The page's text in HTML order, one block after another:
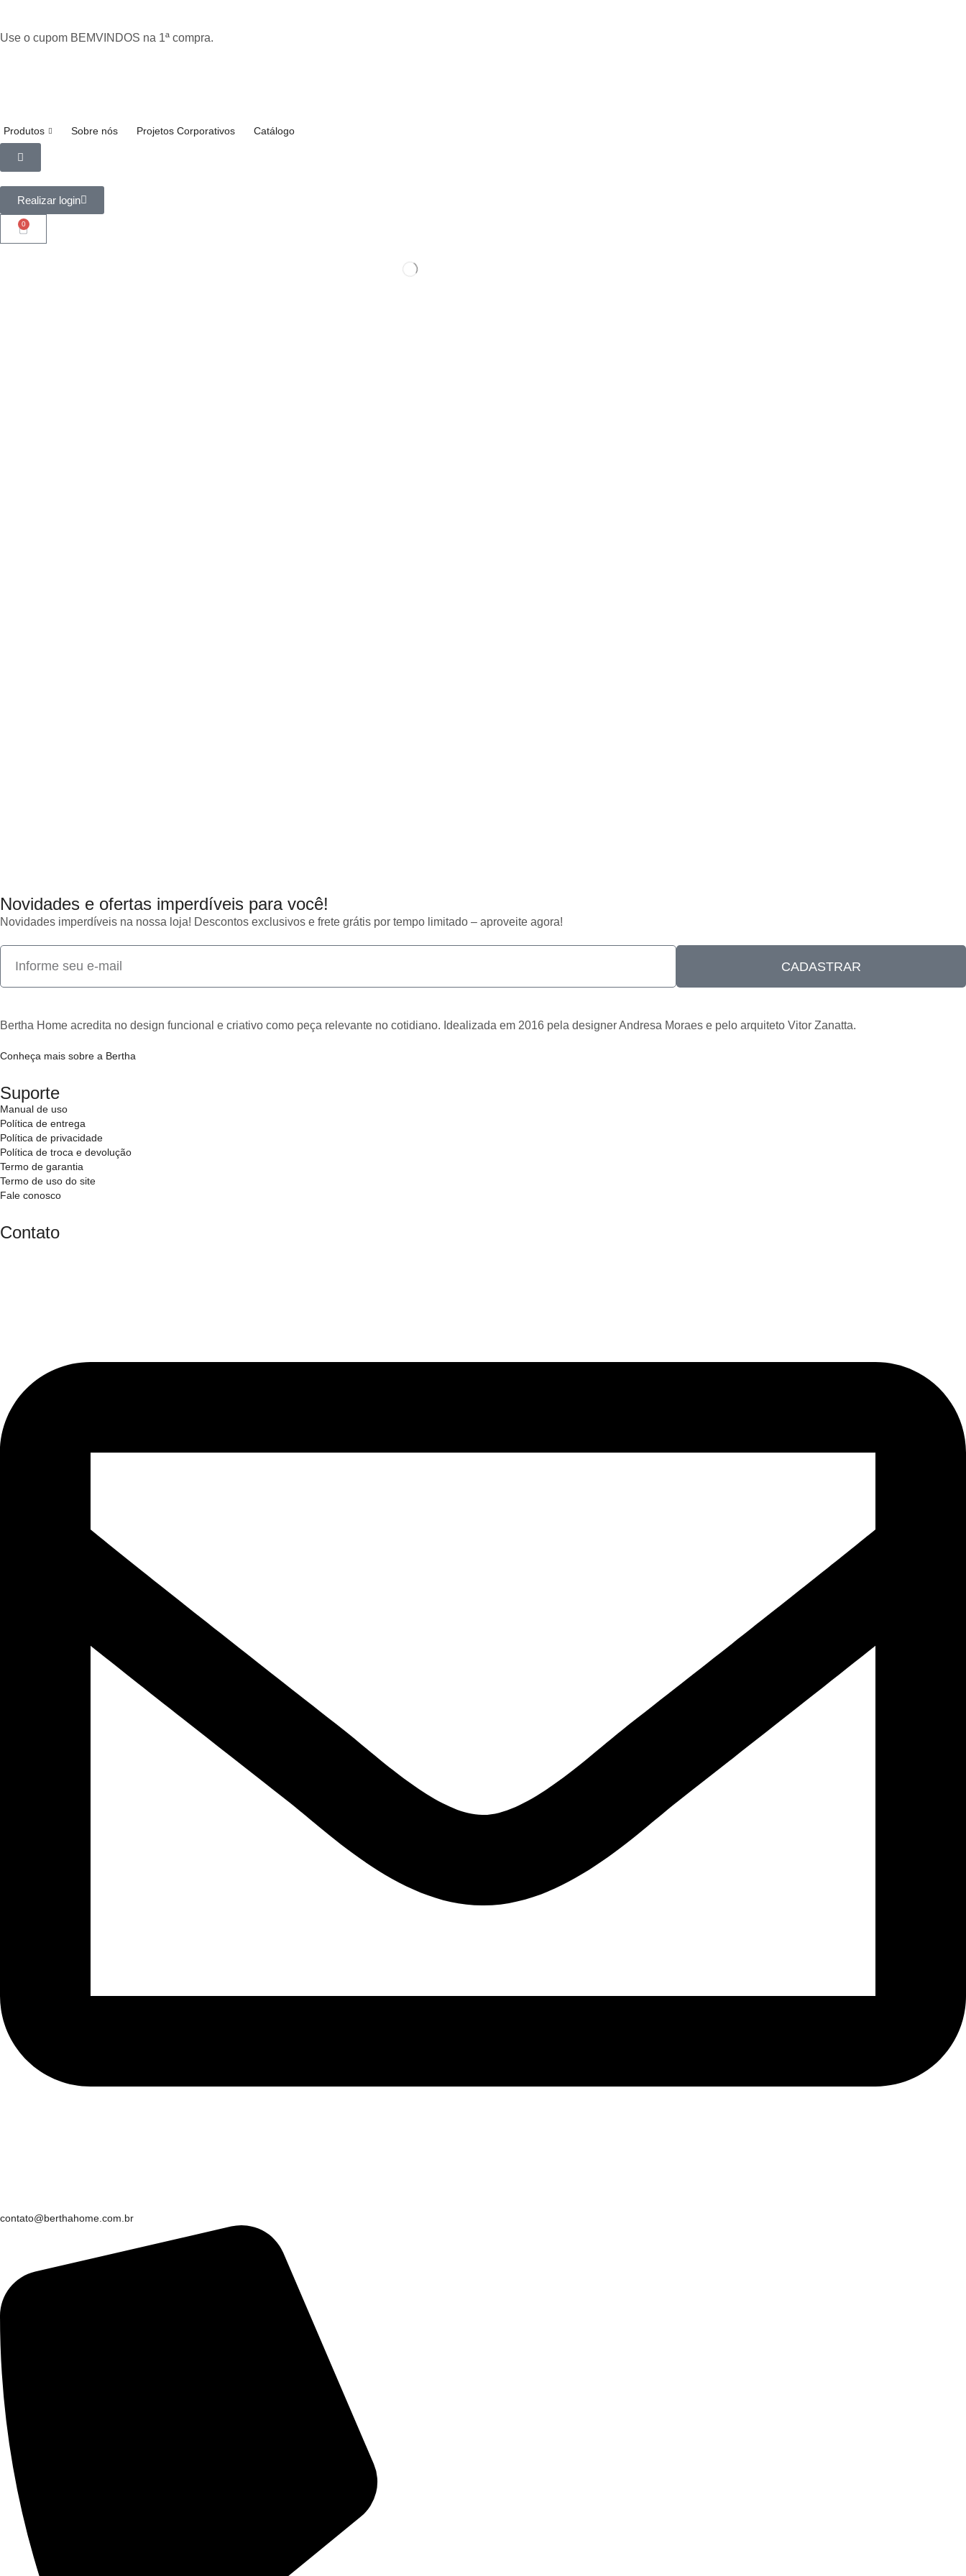
Use o cupom BEMVINDOS na 1ª compra.
Produtos Sobre nós Projetos Corporativos Catálogo
Realizar login
0
Novidades e ofertas imperdíveis para você!
Novidades imperdíveis na nossa loja! Descontos exclusivos e frete grátis por tempo limitado – aproveite agora!
CADASTRAR
Bertha Home acredita no design funcional e criativo como peça relevante no cotidiano. Idealizada em 2016 pela designer Andresa Moraes e pelo arquiteto Vitor Zanatta.
Conheça mais sobre a Bertha
Suporte
Manual de uso
Política de entrega
Política de privacidade
Política de troca e devolução
Termo de garantia
Termo de uso do site
Fale conosco
Contato
contato@berthahome.com.br